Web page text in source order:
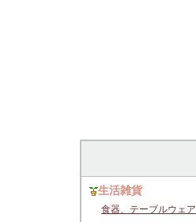
生活雑貨
食器、テーブルウェア